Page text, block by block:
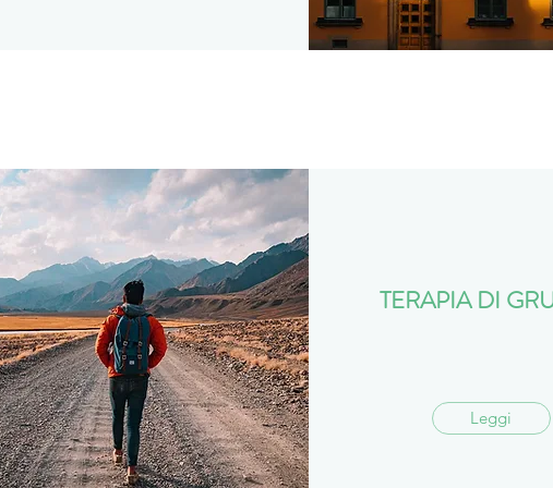
TERAPIA DI
Leggi